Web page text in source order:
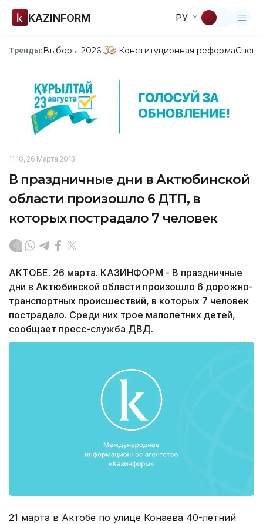
KAZINFORM РУ
Тренды:Выборы-2026 Конституционная реформа
11:10, 26 Марта 2013
В праздничные дни в Актюбинской
области произошло 6 ДТП, в
которых пострадало 7 человек
АКТОБЕ. 26 марта. КАЗИНФОРМ - В праздничные
дни в Актюбинской области произошло 6 дорожно-
транспортных происшествий, в которых 7 человек
пострадало. Среди них трое малолетних детей,
сообщает пресс-служба ДВД.
21 марта в Актобе по улице Конаева 40-летний